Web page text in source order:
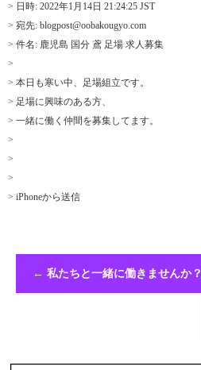
> 日時: 2022年1月14日 21:24:25 JST
> 宛先: blogpost@oobakougyo.com
> 件名: 鹿児島 国分 鳶 足場 求人募集
>
> 本日も寒い中、足場組立です。
> 足場に興味のある方、
> 一緒に働く仲間を募集してます。
>
>
>
> iPhoneから送信
← 私たちと一緒に働きませんか？